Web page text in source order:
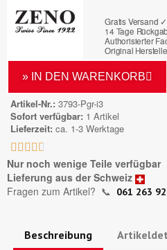
Gratis Versand ✓
14 Tage
Authorisierter
Original
» IN DEN WARENKORB
Artikel-Nr. 3793-Pgr-i3
Sofort verfügbar 1 Artikel
Lieferzeit ca. 1-3 Werktage
    
Nur noch wenige Teile verfügbar
Lieferung aus der Schweiz
Fragen zum Artikel? 📞 061 263
Beschreibung